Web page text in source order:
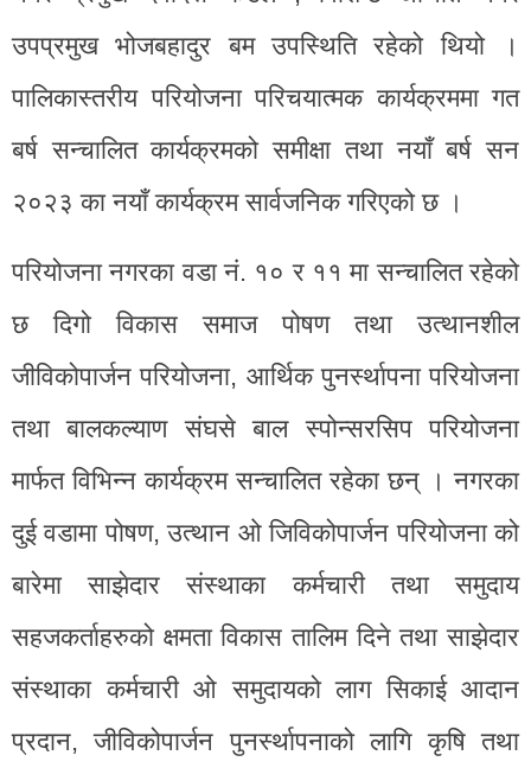
उपप्रमुख भोजबहादुर बम उपस्थिति रहेको थियो ।
पालिकास्तरीय परियोजना परिचयात्मक कार्यक्रममा गत
बर्ष सन्चालित कार्यक्रमको समीक्षा तथा नयाँ बर्ष सन
२०२३ का नयाँ कार्यक्रम सार्वजनिक गरिएको छ ।
परियोजना नगरका वडा नं. १० र ११ मा सन्चालित रहेको
छ दिगो विकास समाज पोषण तथा उत्थानशील
जीविकोपार्जन परियोजना, आर्थिक पुनर्स्थापना परियोजना
तथा बालकल्याण संघसे बाल स्पोन्सरसिप परियोजना
मार्फत विभिन्न कार्यक्रम सन्चालित रहेका छन् । नगरका
दुई वडामा पोषण, उत्थान ओ जिविकोपार्जन परियोजना को
बारेमा साझेदार संस्थाका कर्मचारी तथा समुदाय
सहजकर्ताहरुको क्षमता विकास तालिम दिने तथा साझेदार
संस्थाका कर्मचारी ओ समुदायको लाग सिकाई आदान
प्रदान, जीविकोपार्जन पुनर्स्थापनाको लागि कृषि तथा